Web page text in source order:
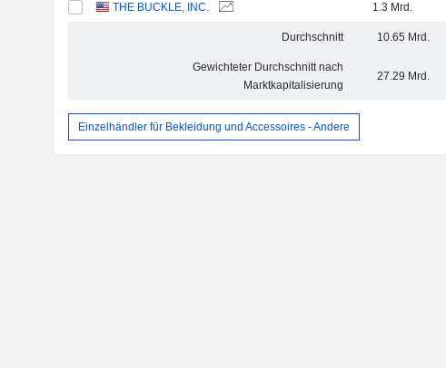
THE BUCKLE, INC. 1.3 Mrd.
Durchschnitt 10.65 Mrd.
Gewichteter Durchschnitt nach
Marktkapitalisierung
27.29 Mrd.
Einzelhändler für Bekleidung und Accessoires - Andere